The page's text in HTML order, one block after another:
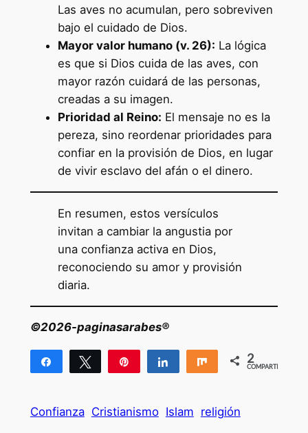
Las aves no acumulan, pero sobreviven
bajo el cuidado de Dios.
Mayor valor humano (v. 26): La lógica
es que si Dios cuida de las aves, con
mayor razón cuidará de las personas,
creadas a su imagen.
Prioridad al Reino: El mensaje no es la
pereza, sino reordenar prioridades para
confiar en la provisión de Dios, en lugar
de vivir esclavo del afán o el dinero.
En resumen, estos versículos
invitan a cambiar la angustia por
una confianza activa en Dios,
reconociendo su amor y provisión
diaria.
©2026-paginasarabes®
Compartir Twittear Compartir Compartir
2
COMPARTIR
Confianza Cristianismo Islam religión